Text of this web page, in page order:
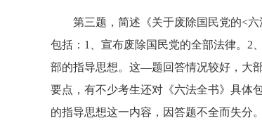
第三题，简述《关于废除国民党的<六
包括：1、宣布废除国民党的全部法律。2
部的指导思想。这—题回答情况较好，大
要点，有不少考生还对《六法全书》具体
的指导思想这一内容，因答题不全而失分。